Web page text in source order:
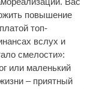
повышение
топ-
вслух и
смелости»:
или маленький
– приятный